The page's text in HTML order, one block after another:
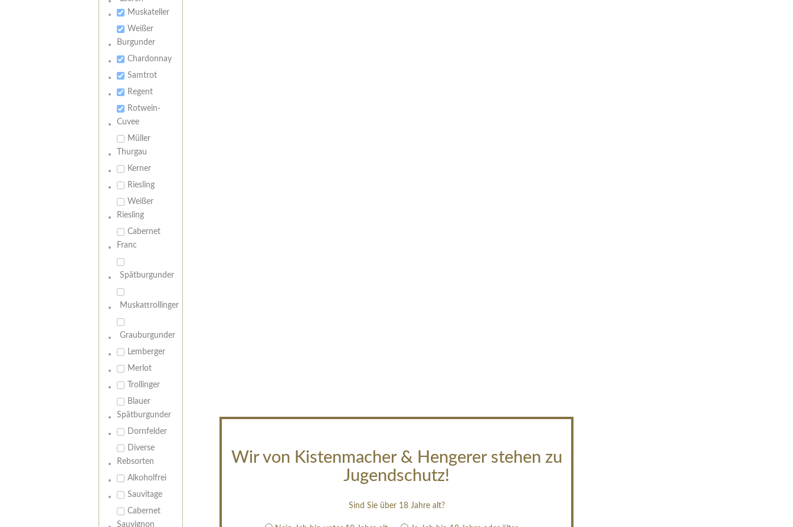
Wir von Kistenmacher & Hengerer stehen zu
Jugendschutz!
Sind Sie über 18 Jahre alt?
Muskateller
Weißer
Burgunder
Chardonnay
Samtrot
Regent
Rotwein-
Cuvee
Müller
Thurgau
Kerner
Riesling
Weißer
Riesling
Cabernet
Franc
Spätburgunder
Muskattrollinger
Grauburgunder
Lemberger
Merlot
Trollinger
Blauer
Spätburgunder
Dornfelder
Diverse
Rebsorten
Alkoholfrei
Sauvitage
Cabernet
Sauvignon